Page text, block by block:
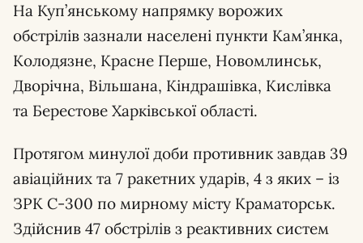
На Куп’янському напрямку ворожих
обстрілів зазнали населені пункти Кам’янка,
Колодязне, Красне Перше, Новомлинськ,
Дворічна, Вільшана, Кіндрашівка, Кислівка
та Берестове Харківської області.
Протягом минулої доби противник завдав 39
авіаційних та 7 ракетних ударів, 4 з яких – із
ЗРК С-300 по мирному місту Краматорськ.
Здійснив 47 обстрілів з реактивних систем